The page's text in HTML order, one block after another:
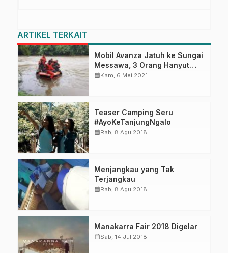
ARTIKEL TERKAIT
Mobil Avanza Jatuh ke Sungai
Messawa, 3 Orang Hanyut
Terbawa Arus
calendar_monthKam, 6 Mei 2021
Teaser Camping Seru
#AyoKeTanjungNgalo
calendar_monthRab, 8 Agu 2018
Menjangkau yang Tak
Terjangkau
calendar_monthRab, 8 Agu 2018
Manakarra Fair 2018 Digelar
calendar_monthSab, 14 Jul 2018